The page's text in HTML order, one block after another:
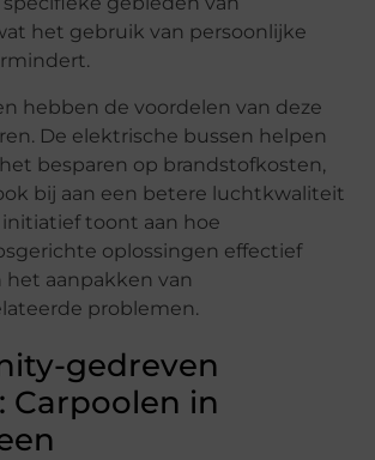
het gebruik van persoonlijke
hebben de voordelen van deze
De elektrische bussen helpen
besparen op brandstofkosten,
bij aan een betere luchtkwaliteit
initiatief toont aan hoe
oplossingen effectief
het aanpakken van
problemen.
gedreven
Carpoolen in